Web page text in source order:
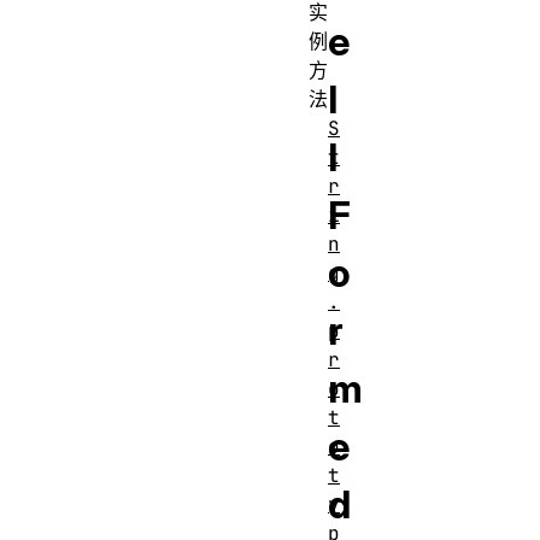
e
l
l
F
o
r
m
e
d
实
例
方
法
S
t
r
i
n
g
.
p
r
o
t
o
t
y
p